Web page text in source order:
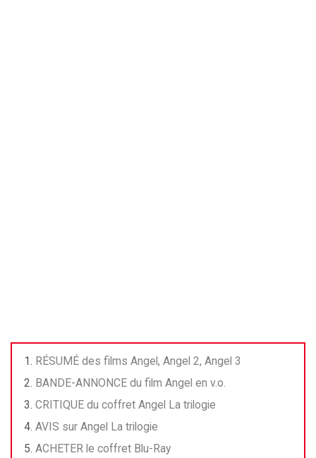
RÉSUMÉ des films Angel, Angel 2, Angel 3
BANDE-ANNONCE du film Angel en v.o.
CRITIQUE du coffret Angel La trilogie
AVIS sur Angel La trilogie
ACHETER le coffret Blu-Ray